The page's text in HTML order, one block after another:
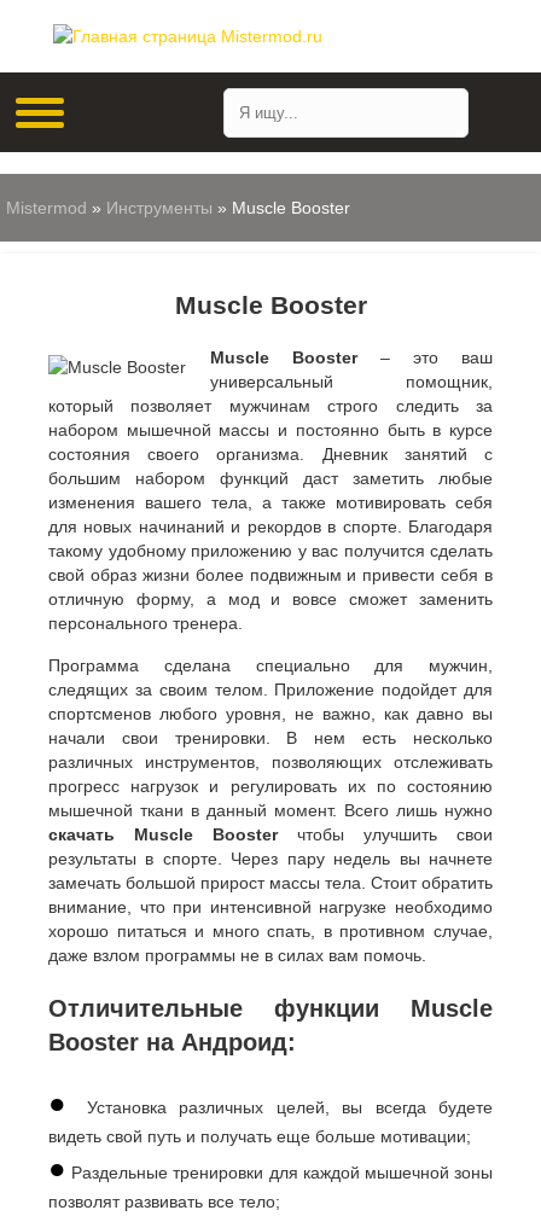
Mistermod » Инструменты » Muscle Booster
Muscle Booster
Muscle Booster– это ваш
универсальный помощник,
который позволяет мужчинам строго следить за
набором мышечной массы и постоянно быть в курсе
состояния своего организма. Дневник занятий с
большим набором функций даст заметить любые
изменения вашего тела, а также мотивировать себя
для новых начинаний и рекордов в спорте. Благодаря
такому удобному приложению у вас получится сделать
свой образ жизни более подвижным и привести себя в
отличную форму, а мод и вовсе сможет заменить
персонального тренера.
Программа сделана специально для мужчин,
следящих за своим телом. Приложение подойдет для
спортсменов любого уровня, не важно, как давно вы
начали свои тренировки. В нем есть несколько
различных инструментов, позволяющих отслеживать
прогресс нагрузок и регулировать их по состоянию
мышечной ткани в данный момент. Всего лишь нужно
скачать Muscle Boosterчтобы улучшить свои
результаты в спорте. Через пару недель вы начнете
замечать большой прирост массы тела. Стоит обратить
внимание, что при интенсивной нагрузке необходимо
хорошо питаться и много спать, в противном случае,
даже взлом программы не в силах вам помочь.
Отличительные функции Muscle
Booster на Андроид:
●
Установка различных целей, вы всегда будете
видеть свой путь и получать еще больше мотивации;
● Раздельные тренировки для каждой мышечной зоны
позволят развивать все тело;